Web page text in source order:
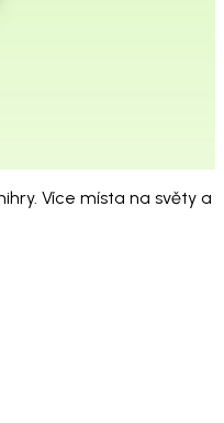
Více místa na světy a